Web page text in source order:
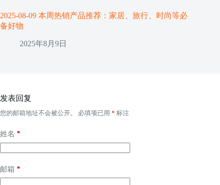
2025-08-09 本周热销产品推荐：家居、旅行、时尚等必
备好物
2025年8月9日
发表回复
您的邮箱地址不会被公开。 必填项已用 * 标注
姓名 *
邮箱 *